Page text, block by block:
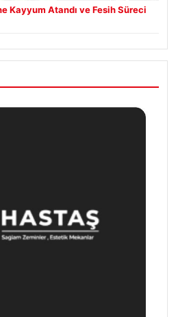
Kayyum Atandı ve Fesih Süreci